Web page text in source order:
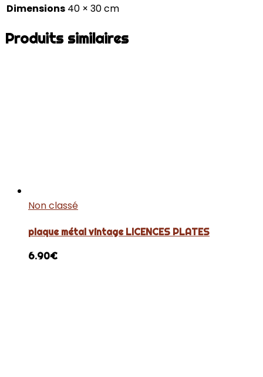
Dimensions 40 × 30 cm
Produits similaires
Non classé
plaque métal vintage LICENCES PLATES
6.90€